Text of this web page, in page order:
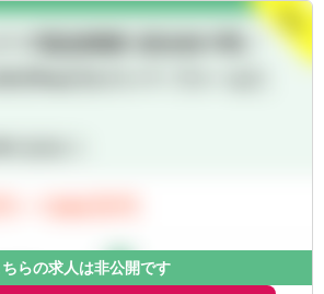
れたコミュニケーション能力、積極性、
調性、主体性、論理的思考
ちらの求人は非公開です